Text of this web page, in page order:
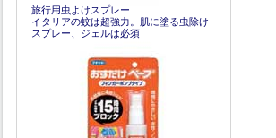
旅行用虫よけスプレー
イタリアの蚊は超強力。肌に塗る虫除け
スプレー、ジェルは必須